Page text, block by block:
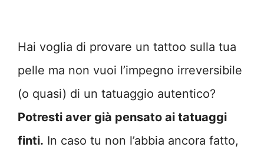
Hai voglia di provare un tattoo sulla tua
pelle ma non vuoi l’impegno irreversibile
(o quasi) di un tatuaggio autentico?
Potresti aver già pensato ai tatuaggi
finti. In caso tu non l’abbia ancora fatto,